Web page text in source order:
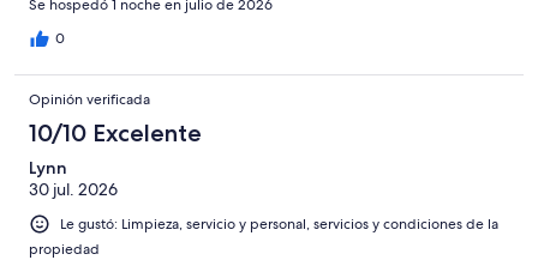
Se hospedó 1 noche en julio de 2026
0
Opinión verificada
10/10 Excelente
Lynn
30 jul. 2026
Le gustó: Limpieza, servicio y personal, servicios y condiciones de la
propiedad